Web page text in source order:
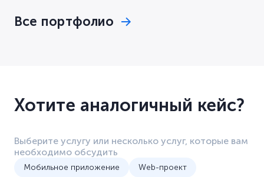
Все портфолио
Хотите аналогичный кейс?
Выберите услугу или несколько услуг, которые вам
необходимо обсудить
Мобильное приложение
Web-проект